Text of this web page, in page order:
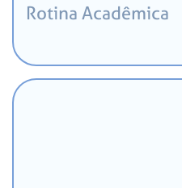
Rotina Acadêmica